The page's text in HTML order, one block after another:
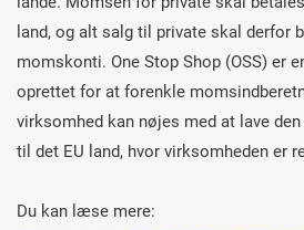
land, og alt salg til private skal derfor
momskonti. One Stop Shop (OSS) er
oprettet for at forenkle
virksomhed kan nøjes med at lave
til det EU land, hvor virksomheden er
Du kan læse mere: